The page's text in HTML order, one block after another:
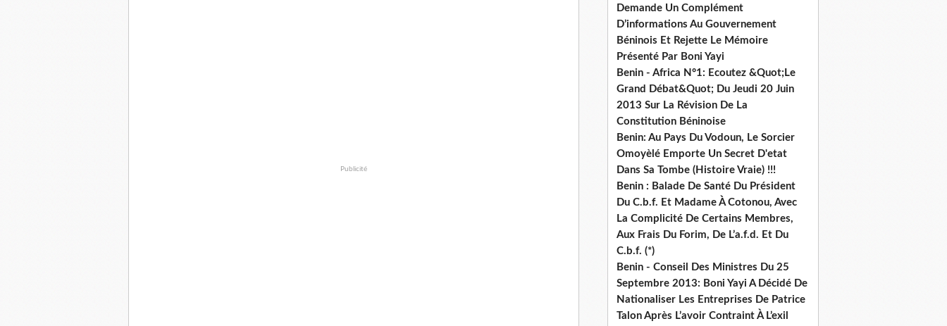
Publicité
Demande Un Complément
D’informations Au Gouvernement
Béninois Et Rejette Le Mémoire
Présenté Par Boni Yayi
Benin - Africa N°1: Ecoutez &Quot;Le
Grand Débat&Quot; Du Jeudi 20 Juin
2013 Sur La Révision De La
Constitution Béninoise
Benin: Au Pays Du Vodoun, Le Sorcier
Omoyèlé Emporte Un Secret D'etat
Dans Sa Tombe (Histoire Vraie) !!!
Benin : Balade De Santé Du Président
Du C.b.f. Et Madame À Cotonou, Avec
La Complicité De Certains Membres,
Aux Frais Du Forim, De L’a.f.d. Et Du
C.b.f. (*)
Benin - Conseil Des Ministres Du 25
Septembre 2013: Boni Yayi A Décidé De
Nationaliser Les Entreprises De Patrice
Talon Après L’avoir Contraint À L’exil